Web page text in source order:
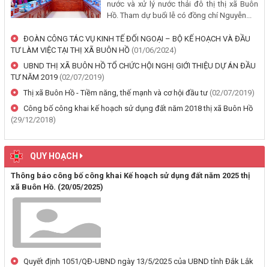
thường trú tại TDP An Bình 4, phường Buôn Hồ, tỉnh Đắk Lắk đang
sử dụng
Thông báo về việc niêm yết, công khai hồ sơ mất Giấy chứng nhận
quyền sử dụng đất mang tên ông Cù Văn Châu và bà Nguyễn Thị
Kim Tâm. Thường trú tại: Phường Buôn Hồ, tỉnh Đắk Lắk
(29/07/2026, 00:00)
khác gắn liền với đất cho ông Lê Đình Lộc và ông Lê Đình Hậu sử
dụng đất tại phường Buôn Hồ, tỉnh Đắk Lắk
(24/07/2026, 00:00)
Thông báo về việc niêm yết công khai kết quả kiểm tra hồ sơ đăng
ký, cấp giấy chứng nhận diện tích tăng thêm của ông Nguyễn Tấn
Vương và bà Nguyễn Thị Liễu đang sử dụng đất tại phường Buôn
Hồ, tỉnh Đắk Lắk
(20/07/2026, 00:00)
nước và xử lý nước thải đô thị thị xã Buôn
Hồ. Tham dự buổi lễ có đồng chí Nguyễn...
ĐOÀN CÔNG TÁC VỤ KINH TẾ ĐỐI NGOẠI – BỘ KẾ HOẠCH VÀ ĐẦU
TƯ LÀM VIỆC TẠI THỊ XÃ BUÔN HỒ (01/06/2024)
UBND THỊ XÃ BUÔN HỒ TỔ CHỨC HỘI NGHỊ GIỚI THIỆU DỰ ÁN ĐẦU
TƯ NĂM 2019 (02/07/2019)
Thị xã Buôn Hồ - Tiềm năng, thế mạnh và cơ hội đầu tư (02/07/2019)
Công bố công khai kế hoạch sử dụng đất năm 2018 thị xã Buôn Hồ
(29/12/2018)
QUY HOẠCH
Thông báo công bố công khai Kế hoạch sử dụng đất năm 2025 thị
xã Buôn Hồ. (20/05/2025)
Quyết định 1051/QĐ-UBND ngày 13/5/2025 của UBND tỉnh Đắk Lắk